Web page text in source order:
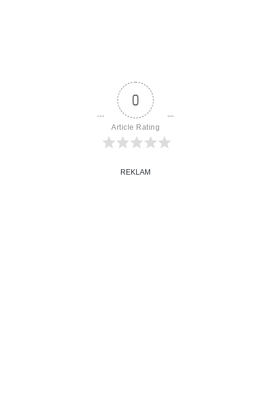
0
Article Rating
REKLAM